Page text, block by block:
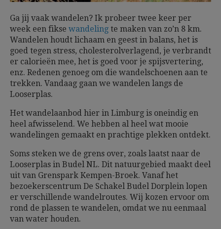
Ga jij vaak wandelen? Ik probeer twee keer per
week een fikse wandeling te maken van zo’n 8 km.
Wandelen houdt lichaam en geest in balans, het is
goed tegen stress, cholesterolverlagend, je verbrandt
er calorieën mee, het is goed voor je spijsvertering,
enz. Redenen genoeg om die wandelschoenen aan te
trekken. Vandaag gaan we wandelen langs de
Looserplas.
Het wandelaanbod hier in Limburg is oneindig en
heel afwisselend. We hebben al heel wat mooie
wandelingen gemaakt en prachtige plekken ontdekt.
Soms steken we de grens over, zoals laatst naar de
Looserplas in Budel NL. Dit natuurgebied maakt deel
uit van Grenspark Kempen-Broek. Vanaf het
bezoekerscentrum De Schakel Budel Dorplein lopen
er verschillende wandelroutes. Wij kozen ervoor om
rond de plassen te wandelen, omdat we nu eenmaal
van water houden.